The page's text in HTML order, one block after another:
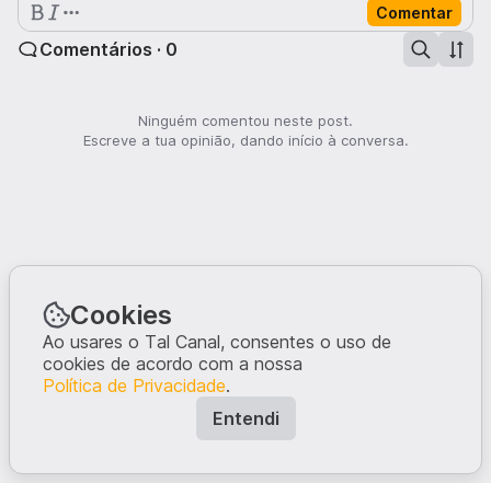
Comentar
Comentários · 0
Ninguém comentou neste post.
Escreve a tua opinião, dando início à conversa.
Cookies
Ao usares o Tal Canal, consentes o uso de
cookies de acordo com a nossa
Política de Privacidade.
Entendi